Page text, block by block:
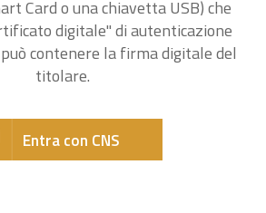
Card o una chiavetta USB) che
digitale" di autenticazione
contenere la firma digitale del
titolare.
Entra con CNS